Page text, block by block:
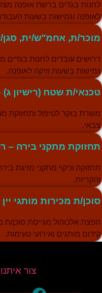
לחנות בגדים ברשת אופנה
לאופנה וגמישות בשעות
מוכר/ת, אחמ"ש/ית, סגן/
דרושים עובדים לחנות בגדים
גמישות בשעות וזיקה לאופנה.
טכנאי/ת שטח (רישיון ג)
משרת בוקר לטיפול ותחזוקת
צבאי.
תחזוקת מתקני בירה –
תחזוקה וניקוי מתקני מזיגת
והקריות.
סוכן/ת מכירות מותגי
הפצת אלכוהול מגייסת סוכן/ת
קידום מותגים ואירועי טעימות.
צור